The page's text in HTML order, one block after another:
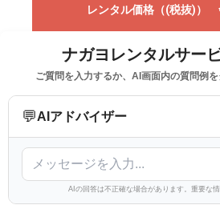
レンタル価格（(税抜)）
ナガヨレンタルサー
ご質問を入力するか、AI画面内の質問例を
💬AIアドバイザー
AIの回答は不正確な場合があります。重要な情